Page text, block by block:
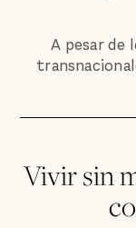
A pesar de
Vivir sin